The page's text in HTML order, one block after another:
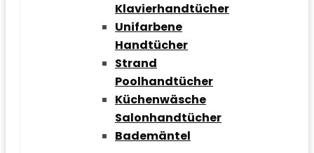
Klavierhandtücher
Unifarbene
Handtücher
Strand
Poolhandtücher
Küchenwäsche
Salonhandtücher
Bademäntel